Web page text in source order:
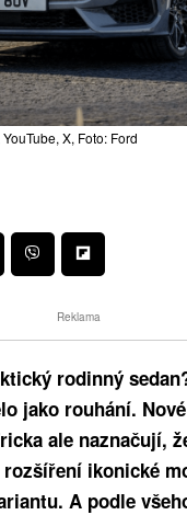
X, Foto: Ford
Reklama
rodinný
jako rouhání.
ale naznačují,
ikonické
A podle